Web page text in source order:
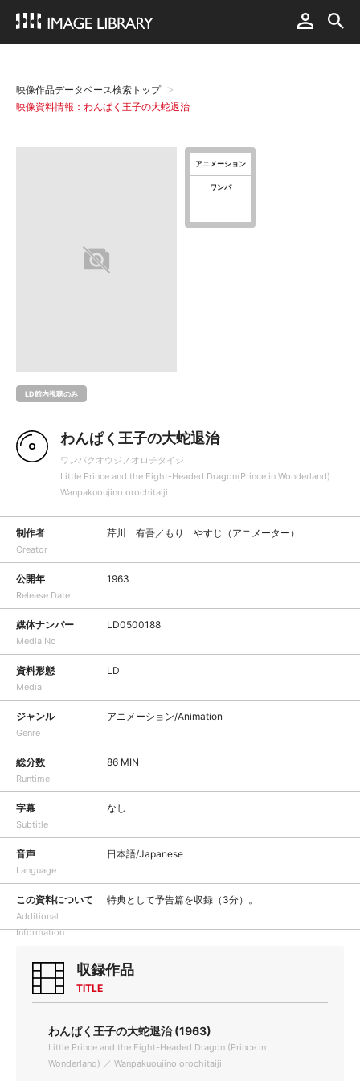
映像作品データベース検索トップ
映像資料情報：わんぱく王子の大蛇退治
LD館内視聴のみ
アニメーション
ワンパ
わんぱく王子の大蛇退治
ワンパクオウジノオロチタイジ
Little Prince and the Eight-Headed Dragon(Prince in Wonderland)
Wanpakuoujino orochitaiji
制作者
Creator
芹川 有吾／もり やすじ（アニメーター）
公開年
Release Date
1963
媒体ナンバー
Media No
LD0500188
資料形態
Media
LD
ジャンル
Genre
アニメーション/Animation
総分数
Runtime
86 MIN
字幕
Subtitle
なし
音声
Language
日本語/Japanese
この資料について
Additional
Information
特典として予告篇を収録（3分）。
収録作品
TITLE
わんぱく王子の大蛇退治 (1963)
Little Prince and the Eight-Headed Dragon (Prince in
Wonderland) ／ Wanpakuoujino orochitaiji